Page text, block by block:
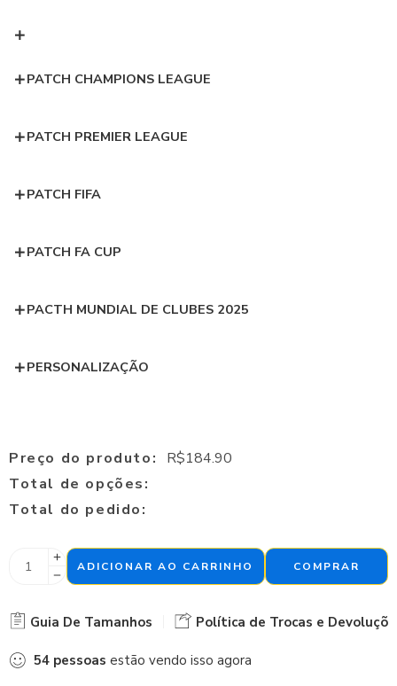
PATCH CHAMPIONS LEAGUE
PATCH PREMIER LEAGUE
PATCH FIFA
PATCH FA CUP
PACTH MUNDIAL DE CLUBES 2025
PERSONALIZAÇÃO
Preço do produto: R$184.90
Total de opções:
Total do pedido:
ADICIONAR AO CARRINHO COMPRAR
Guia De Tamanhos Política de Trocas e
54 pessoas estão vendo isso agora